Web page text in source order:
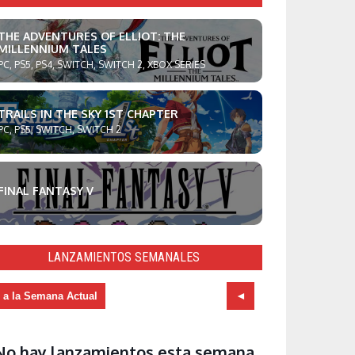
ADVENTURES OF ELLIOT: THE
TALES
PS5, PS4, SWITCH, SWITCH 2, XBOX SERIES
IN THE SKY 1ST CHAPTER
PS5, SWITCH, SWITCH 2
FANTASY V
LANZAMIENTOS SEMANALES
a la Semana Actual